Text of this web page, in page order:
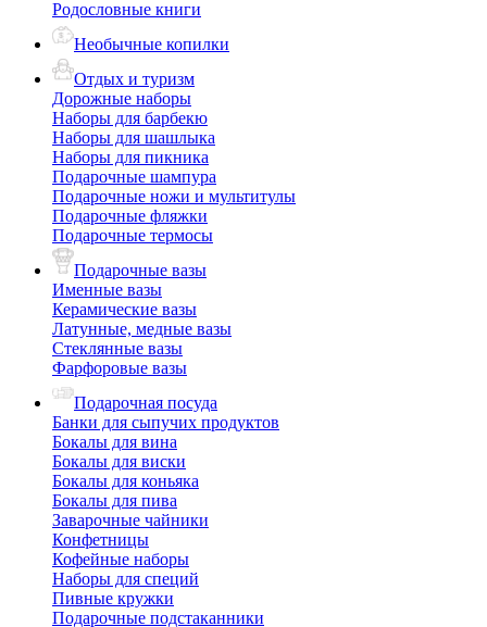
Родословные книги
Необычные копилки
Отдых и туризм
Дорожные наборы
Наборы для барбекю
Наборы для шашлыка
Наборы для пикника
Подарочные шампура
Подарочные ножи и мультитулы
Подарочные фляжки
Подарочные термосы
Подарочные вазы
Именные вазы
Керамические вазы
Латунные, медные вазы
Стеклянные вазы
Фарфоровые вазы
Подарочная посуда
Банки для сыпучих продуктов
Бокалы для вина
Бокалы для виски
Бокалы для коньяка
Бокалы для пива
Заварочные чайники
Конфетницы
Кофейные наборы
Наборы для специй
Пивные кружки
Подарочные подстаканники